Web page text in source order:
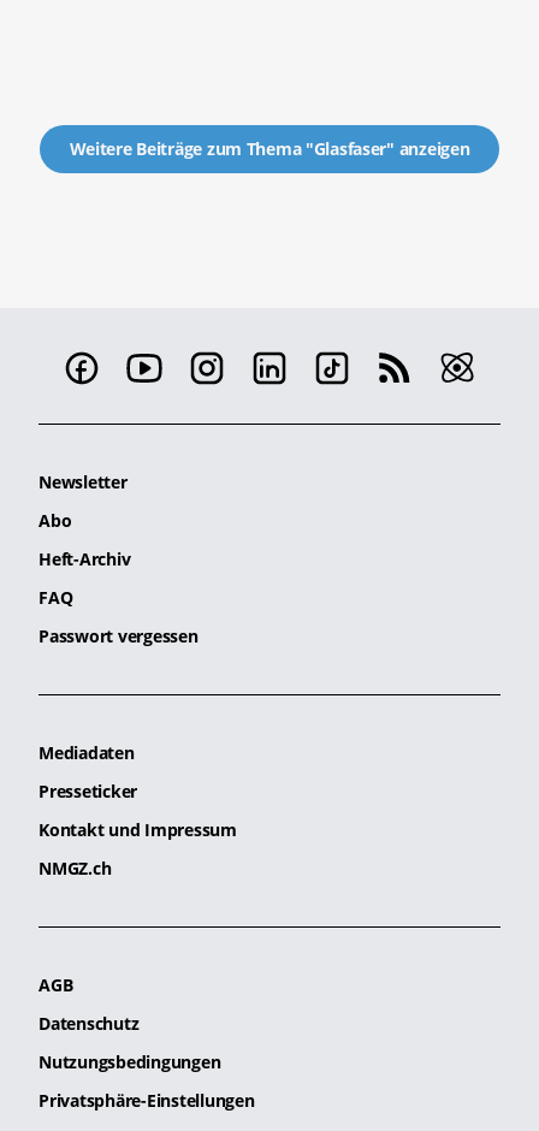
Weitere Beiträge zum Thema "Glasfaser" anzeigen
Newsletter
Abo
Heft-Archiv
FAQ
Passwort vergessen
Mediadaten
Presseticker
Kontakt und Impressum
NMGZ.ch
AGB
Datenschutz
Nutzungsbedingungen
Privatsphäre-Einstellungen